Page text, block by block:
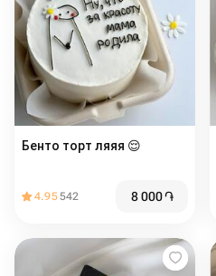
Бенто торт ляяя 😌
4.95542 8 000֏